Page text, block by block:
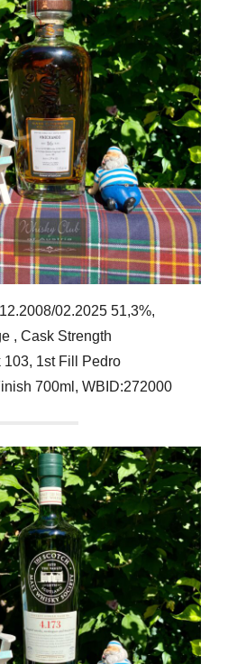
02.2025 51,3%,
, Cask Strength
1st Fill Pedro
700ml, WBID:272000